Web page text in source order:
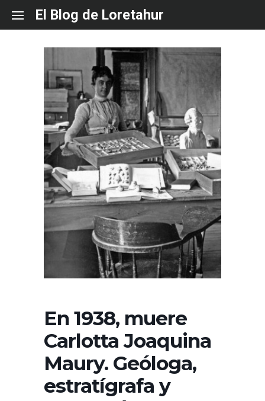
content
El Blog de Loretahur
En 1938, muere
Carlotta Joaquina
Maury. Geóloga,
estratígrafa y